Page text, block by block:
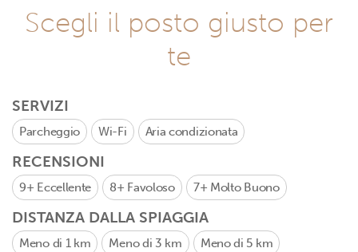
Scegli il posto giusto per
te
SERVIZI
Parcheggio Wi-Fi Aria condizionata
RECENSIONI
9+ Eccellente 8+ Favoloso 7+ Molto Buono
DISTANZA DALLA SPIAGGIA
Meno di 1 km Meno di 3 km Meno di 5 km